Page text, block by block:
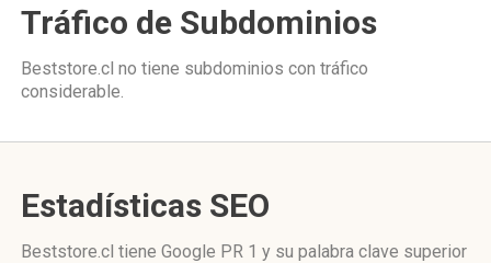
Tráfico de Subdominios
Beststore.cl no tiene subdominios con tráfico
considerable.
Estadísticas SEO
Beststore.cl tiene Google PR 1 y su palabra clave superior